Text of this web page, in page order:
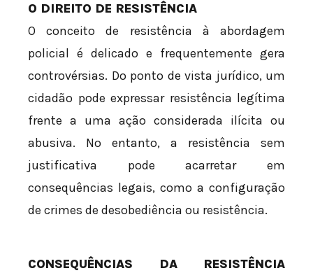
O DIREITO DE RESISTÊNCIA
O conceito de resistência à abordagem
policial é delicado e frequentemente gera
controvérsias. Do ponto de vista jurídico, um
cidadão pode expressar resistência legítima
frente a uma ação considerada ilícita ou
abusiva. No entanto, a resistência sem
justificativa pode acarretar em
consequências legais, como a configuração
de crimes de desobediência ou resistência.
CONSEQUÊNCIAS DA RESISTÊNCIA